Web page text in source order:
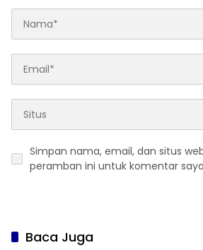
Simpan nama, email, dan situs
peramban ini untuk komentar
Baca Juga